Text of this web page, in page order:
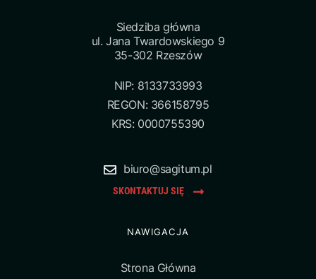
Siedziba główna
ul. Jana Twardowskiego 9
35-302 Rzeszów
NIP: 8133733993
REGON: 366158795
KRS: 0000755390
biuro@sagitum.pl
SKONTAKTUJ SIĘ
NAWIGACJA
Strona Główna